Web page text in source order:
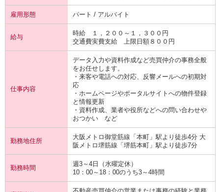
雇用形態 パート / アルバイト
給与
時給 １，２００～１，３００円
交通費実費支給 上限日額８００円
仕事内容
データ入力や資料作成など売買仲介の事務全般
をお任せします。
・来客や電話への対応、反響メールへの初期対
応
・ホームページやポータルサイトへの物件登録
と情報更新
・資料作成、業者や役所などへの問い合わせや
おつかい など
勤務地住所
大阪メトロ御堂筋線「本町」駅より徒歩4分 大
阪メトロ堺筋線「堺筋本町」駅より徒歩7分
勤務時間
週3～4日（水曜定休）
10：00～18：00のうち3～4時間